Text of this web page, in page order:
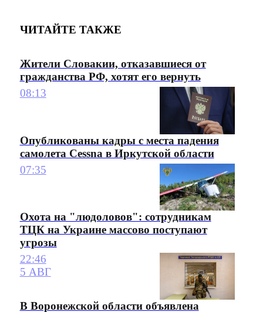
ЧИТАЙТЕ ТАКЖЕ
Жители Словакии, отказавшиеся от
гражданства РФ, хотят его вернуть
08:13
Опубликованы кадры с места падения
самолета Cessna в Иркутской области
07:35
Охота на "людоловов": сотрудникам
ТЦК на Украине массово поступают
угрозы
22:46
5 АВГ
В Воронежской области объявлена